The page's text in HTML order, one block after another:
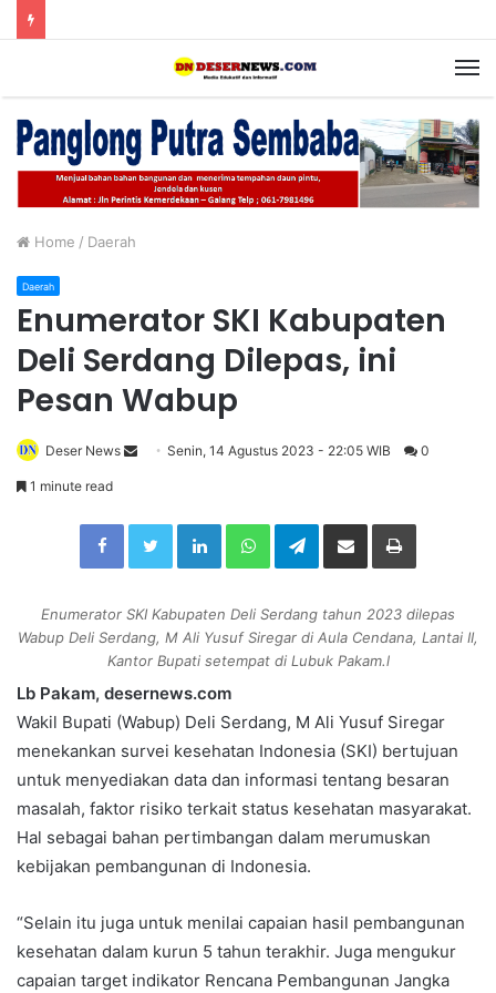
Home / Daerah
Daerah
Enumerator SKI Kabupaten
Deli Serdang Dilepas, ini
Pesan Wabup
Deser News
a
e
m
a
i
l
Senin, 14 Agustus 2023 - 22:05 WIB 0
1 minute read
Facebook Twitter LinkedIn WhatsApp Telegram
Enumerator SKI Kabupaten Deli Serdang tahun 2023 dilepas
Wabup Deli Serdang, M Ali Yusuf Siregar di Aula Cendana, Lantai II,
Kantor Bupati setempat di Lubuk Pakam.l
Lb Pakam, desernews.com
Wakil Bupati (Wabup) Deli Serdang, M Ali Yusuf Siregar
menekankan survei kesehatan Indonesia (SKI) bertujuan
untuk menyediakan data dan informasi tentang besaran
masalah, faktor risiko terkait status kesehatan masyarakat.
Hal sebagai bahan pertimbangan dalam merumuskan
kebijakan pembangunan di Indonesia.
“Selain itu juga untuk menilai capaian hasil pembangunan
kesehatan dalam kurun 5 tahun terakhir. Juga mengukur
capaian target indikator Rencana Pembangunan Jangka